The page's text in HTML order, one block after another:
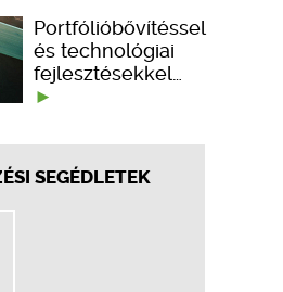
Portfólióbővítéssel
és technológiai
fejlesztésekkel…
SEGÉDLETEK